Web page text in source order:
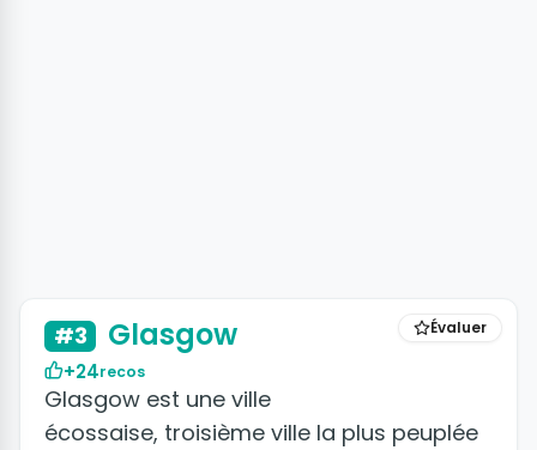
Évaluer
#3 Glasgow
+24recos
Glasgow est une ville
écossaise, troisième ville la plus peuplée